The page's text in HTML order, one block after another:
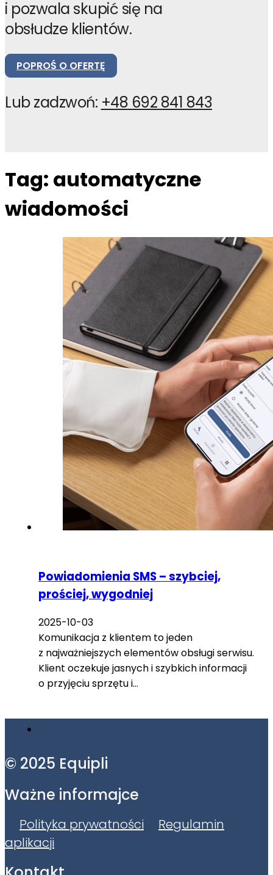
i pozwala skupić się na
obsłudze klientów.
POPROŚ O OFERTĘ
Lub zadzwoń: +48 692 841 843
Tag: automatyczne
wiadomości
Powiadomienia SMS – szybciej,
prościej, wygodniej
2025-10-03
Komunikacja z klientem to jeden
z najważniejszych elementów obsługi serwisu.
Klient oczekuje jasnych i szybkich informacji
o przyjęciu sprzętu i…
© 2025 Equipli
Ważne informajce
Polityka prywatności
Regulamin
aplikacji